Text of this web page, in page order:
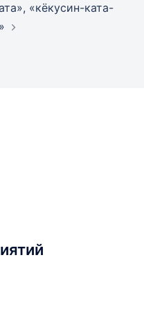
«кёкусин-ката-